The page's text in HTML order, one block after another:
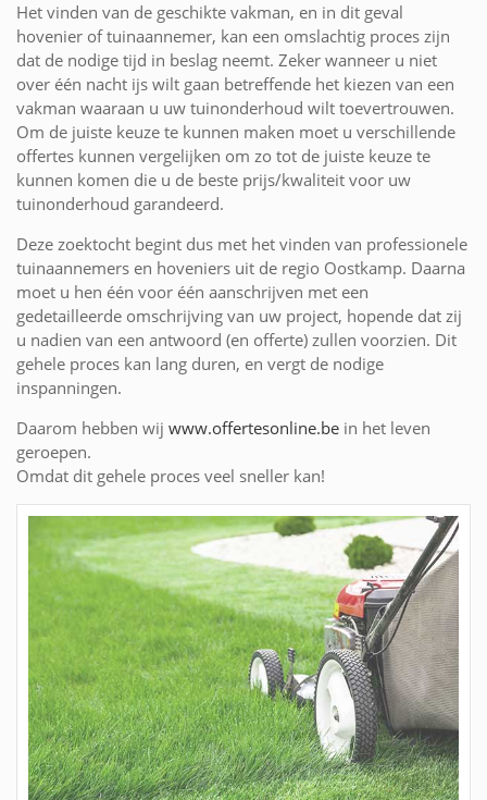
Het vinden van de geschikte vakman, en in dit geval
hovenier of tuinaannemer, kan een omslachtig proces zijn
dat de nodige tijd in beslag neemt. Zeker wanneer u niet
over één nacht ijs wilt gaan betreffende het kiezen van een
vakman waaraan u uw tuinonderhoud wilt toevertrouwen.
Om de juiste keuze te kunnen maken moet u verschillende
offertes kunnen vergelijken om zo tot de juiste keuze te
kunnen komen die u de beste prijs/kwaliteit voor uw
tuinonderhoud garandeerd.
Deze zoektocht begint dus met het vinden van professionele
tuinaannemers en hoveniers uit de regio Oostkamp. Daarna
moet u hen één voor één aanschrijven met een
gedetailleerde omschrijving van uw project, hopende dat zij
u nadien van een antwoord (en offerte) zullen voorzien. Dit
gehele proces kan lang duren, en vergt de nodige
inspanningen.
Daarom hebben wij www.offertesonline.be in het leven
geroepen.
Omdat dit gehele proces veel sneller kan!